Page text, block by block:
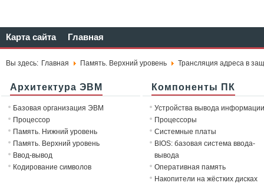
Карта сайта Главная
Вы здесь: Главная Память. Верхний уровень Трансляция адреса в
Архитектура ЭВМ
Базовая организация ЭВМ
Процессор
Память. Нижний уровень
Память. Верхний уровень
Ввод-вывод
Кодирование символов
Компоненты ПК
Устройства вывода информации
Процессоры
Системные платы
BIOS: базовая система ввода-
вывода
Оперативная память
Накопители на жёстких дисках